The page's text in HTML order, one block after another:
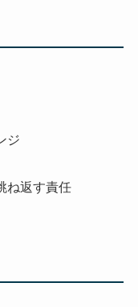
ジ
ね返す責任